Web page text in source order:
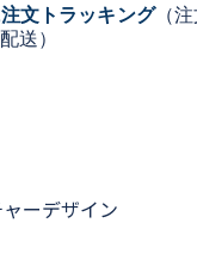
文トラッキング（
送）
ーデザイン